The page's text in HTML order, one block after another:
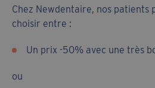
Chez Newdentaire, nos patients
choisir entre :
Un prix -50% avec une très
ou